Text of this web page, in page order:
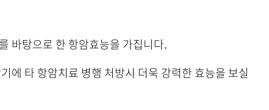
바탕으로 한 항암효능을 가집니다.
에 타 항암치료 병행 처방시 더욱 강력한 효능을 보실